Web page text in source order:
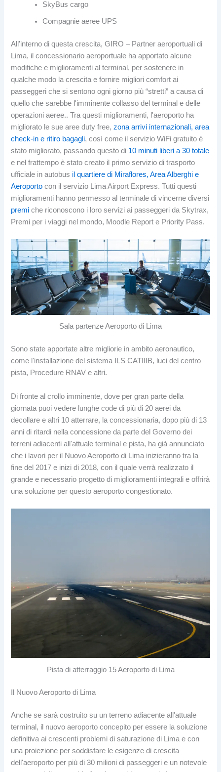
SkyBus cargo
Compagnie aeree UPS
All'interno di questa crescita, GIRO – Partner aeroportuali di
Lima, il concessionario aeroportuale ha apportato alcune
modifiche e miglioramenti al terminal, per sostenere in
qualche modo la crescita e fornire migliori comfort ai
passeggeri che si sentono ogni giorno più “stretti” a causa di
quello che sarebbe l'imminente collasso del terminal e delle
operazioni aeree.. Tra questi miglioramenti, l'aeroporto ha
migliorato le sue aree duty free,zona arrivi internazionali, area
check-in e ritiro bagagli, così come il servizio WiFi gratuito è
stato migliorato, passando questo di 10 minuti liberi a 30 totale
e nel frattempo è stato creato il primo servizio di trasporto
ufficiale in autobus il quartiere di Miraflores, Area Alberghi e
Aeroporto con il servizio Lima Airport Express. Tutti questi
miglioramenti hanno permesso al terminale di vincerne diversi
premiche riconoscono i loro servizi ai passeggeri da Skytrax,
Premi per i viaggi nel mondo, Moodle Report e Priority Pass.
Sala partenze Aeroporto di Lima
Sono state apportate altre migliorie in ambito aeronautico,
come l'installazione del sistema ILS CATIIIB, luci del centro
pista, Procedure RNAV e altri.
Di fronte al crollo imminente, dove per gran parte della
giornata puoi vedere lunghe code di più di 20 aerei da
decollare e altri 10 atterrare, la concessionaria, dopo più di 13
anni di ritardi nella concessione da parte del Governo dei
terreni adiacenti all'attuale terminal e pista, ha già annunciato
che i lavori per il Nuovo Aeroporto di Lima inizieranno tra la
fine del 2017 e inizi di 2018, con il quale verrà realizzato il
grande e necessario progetto di miglioramenti integrali e offrirà
una soluzione per questo aeroporto congestionato.
Pista di atterraggio 15 Aeroporto di Lima
Il Nuovo Aeroporto di Lima
Anche se sarà costruito su un terreno adiacente all'attuale
terminal, il nuovo aeroporto concepito per essere la soluzione
definitiva ai crescenti problemi di saturazione di Lima e con
una proiezione per soddisfare le esigenze di crescita
dell'aeroporto per più di 30 milioni di passeggeri e un notevole